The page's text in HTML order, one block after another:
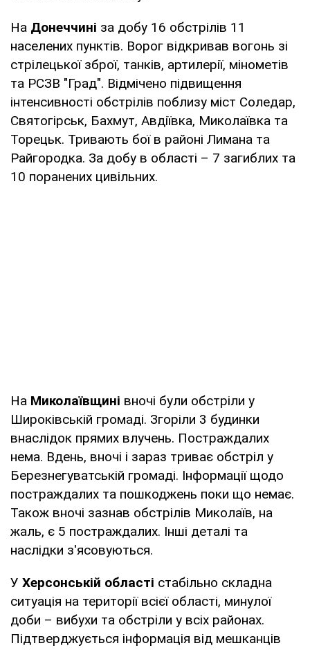
На Донеччині за добу 16 обстрілів 11
населених пунктів. Ворог відкривав вогонь зі
стрілецької зброї, танків, артилерії, мінометів
та РСЗВ "Град". Відмічено підвищення
інтенсивності обстрілів поблизу міст Соледар,
Святогірськ, Бахмут, Авдіївка, Миколаївка та
Торецьк. Тривають бої в районі Лимана та
Райгородка. За добу в області – 7 загиблих та
10 поранених цивільних.
На Миколаївщині вночі були обстріли у
Широківській громаді. Згоріли 3 будинки
внаслідок прямих влучень. Постраждалих
нема. Вдень, вночі і зараз триває обстріл у
Березнегуватській громаді. Інформації щодо
постраждалих та пошкоджень поки що немає.
Також вночі зазнав обстрілів Миколаїв, на
жаль, є 5 постраждалих. Інші деталі та
наслідки з'ясовуються.
У Херсонській області стабільно складна
ситуація на території всієї області, минулої
доби – вибухи та обстріли у всіх районах.
Підтверджується інформація від мешканців